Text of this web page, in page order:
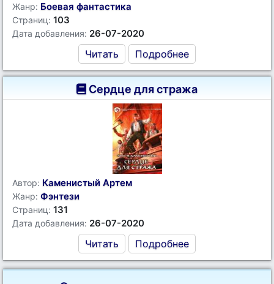
Жанр: Боевая фантастика
Страниц: 103
Дата добавления: 26-07-2020
Читать Подробнее
Сердце для стража
Автор: Каменистый Артем
Жанр: Фэнтези
Страниц: 131
Дата добавления: 26-07-2020
Читать Подробнее